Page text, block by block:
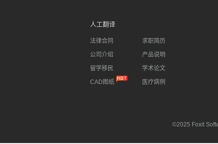
人工翻译
法律合同
公司介绍
留学移民
CAD图纸
求职简历
产品说明
学术论文
医疗病例
©2025 Foxit